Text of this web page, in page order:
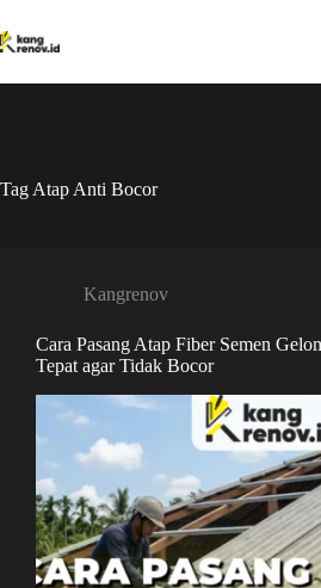
to
content
Tag Atap Anti Bocor
Kangrenov
Cara Pasang Atap Fiber Semen
Tepat agar Tidak Bocor